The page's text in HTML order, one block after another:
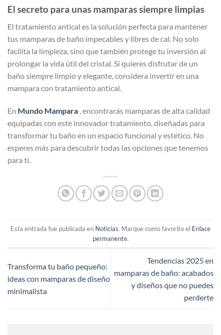
El secreto para unas mamparas siempre limpias
El tratamiento antical es la solución perfecta para mantener
tus mamparas de baño impecables y libres de cal. No solo
facilita la limpieza, sino que también protege tu inversión al
prolongar la vida útil del cristal. Si quieres disfrutar de un
baño siempre limpio y elegante, considera invertir en una
mampara con tratamiento antical.
En Mundo Mampara , encontrarás mamparas de alta calidad
equipadas con este innovador tratamiento, diseñadas para
transformar tu baño en un espacio funcional y estético. No
esperes más para descubrir todas las opciones que tenemos
para ti.
Esta entrada fue publicada en Noticias. Marque como favorito el Enlace
permanente.
Transforma tu baño pequeño:
ideas con mamparas de diseño
minimalista
Tendencias 2025 en
mamparas de baño: acabados
y diseños que no puedes
perderte